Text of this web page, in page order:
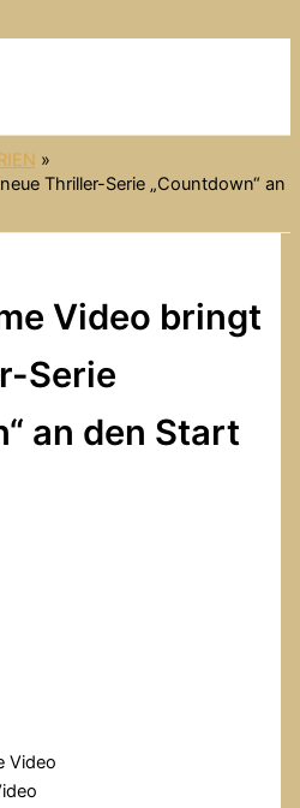
Thriller-Serie „Countdown“ an
Video bringt
Serie
an den Start